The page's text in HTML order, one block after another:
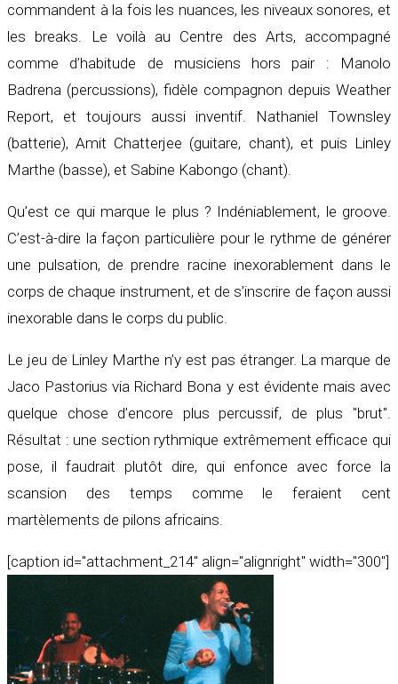
commandent à la fois les nuances, les niveaux sonores, et
les breaks. Le voilà au Centre des Arts, accompagné
comme d’habitude de musiciens hors pair : Manolo
Badrena (percussions), fidèle compagnon depuis Weather
Report, et toujours aussi inventif. Nathaniel Townsley
(batterie), Amit Chatterjee (guitare, chant), et puis Linley
Marthe (basse), et Sabine Kabongo (chant).
Qu’est ce qui marque le plus ? Indéniablement, le groove.
C’est-à-dire la façon particulière pour le rythme de générer
une pulsation, de prendre racine inexorablement dans le
corps de chaque instrument, et de s’inscrire de façon aussi
inexorable dans le corps du public.
Le jeu de Linley Marthe n’y est pas étranger. La marque de
Jaco Pastorius via Richard Bona y est évidente mais avec
quelque chose d’encore plus percussif, de plus "brut".
Résultat : une section rythmique extrêmement efficace qui
pose, il faudrait plutôt dire, qui enfonce avec force la
scansion des temps comme le feraient cent
martèlements de pilons africains.
[caption id="attachment_214" align="alignright" width="300"]